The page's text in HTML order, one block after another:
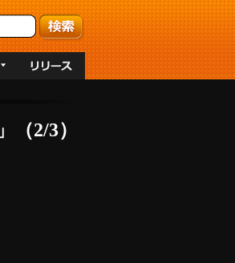
2/3）